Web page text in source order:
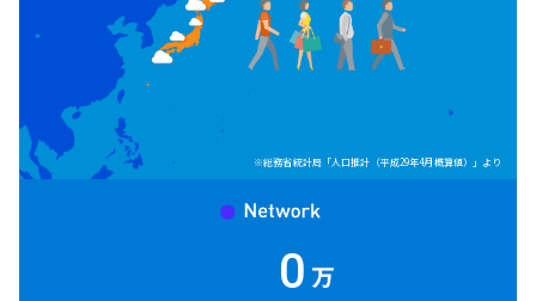
※総務省統計局「人口推計（平成29年4月概算値）」より
0